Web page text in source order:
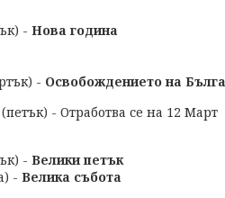
- Нова година
- Освобождението на
- Отработва се на 12 Март
- Велики петък
- Велика събота